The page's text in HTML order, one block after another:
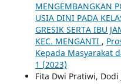
MENGEMBANGKAN
USIA DINI PADA
GRESIK SERTA IBU
KEC. MENGANTI ,
Kepada Masyarakat
1 (2023)
Fita Dwi Pratiwi, Dodi